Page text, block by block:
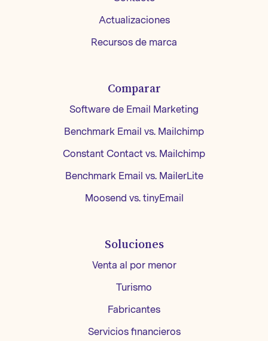
Actualizaciones
Recursos de marca
Comparar
Software de Email Marketing
Benchmark Email vs. Mailchimp
Constant Contact vs. Mailchimp
Benchmark Email vs. MailerLite
Moosend vs. tinyEmail
Soluciones
Venta al por menor
Turismo
Fabricantes
Servicios financieros